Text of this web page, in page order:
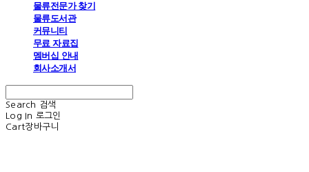
물류전문가 찾기
물류도서관
커뮤니티
무료 자료집
멤버십 안내
회사소개서
Search
검색
Log In 로그인
Cart장바구니